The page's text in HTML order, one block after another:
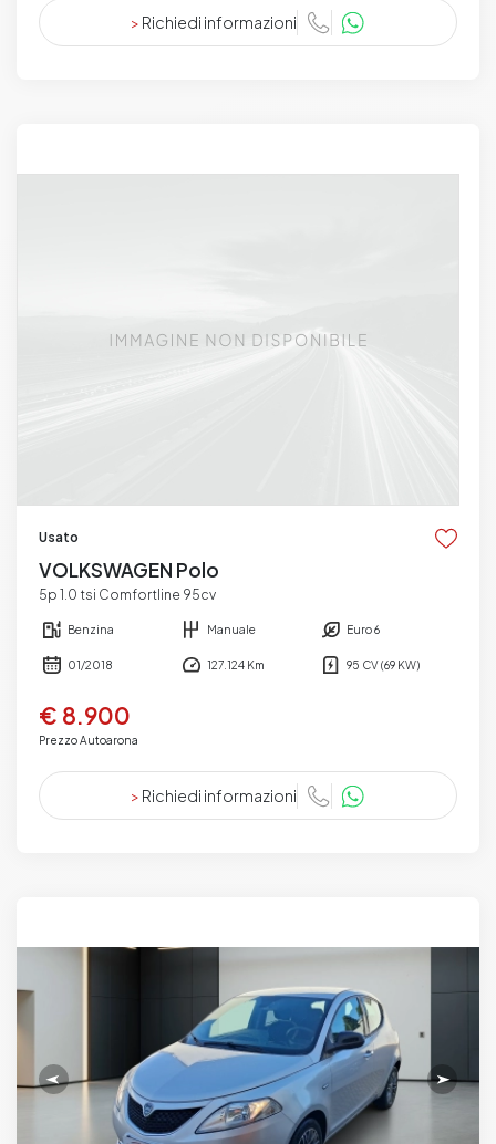
> Richiedi informazioni
Usato
VOLKSWAGEN Polo
5p 1.0 tsi Comfortline 95cv
Benzina Manuale Euro 6
01/2018 127.124 Km 95 CV (69 KW)
€ 8.900
Prezzo Autoarona
> Richiedi informazioni